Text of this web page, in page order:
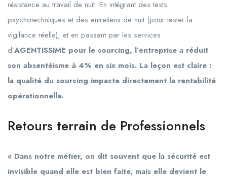
résistance au travail de nuit. En intégrant des tests
psychotechniques et des entretiens de nuit (pour tester la
vigilance réelle), et en passant par les services
d’AGENTISSIME pour le sourcing, l’entreprise a réduit
son absentéisme à 4% en six mois. La leçon est claire :
la qualité du sourcing impacte directement la rentabilité
opérationnelle.
Retours terrain de Professionnels
« Dans notre métier, on dit souvent que la sécurité est
invisible quand elle est bien faite, mais elle devient le